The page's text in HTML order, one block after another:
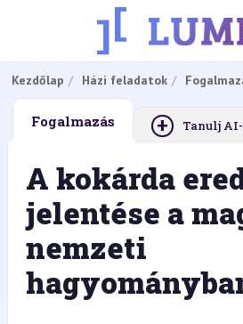
Kezdőlap Házi feladatok
Fogalmazás + Tanulj
A kokárda
jelentése a
nemzeti